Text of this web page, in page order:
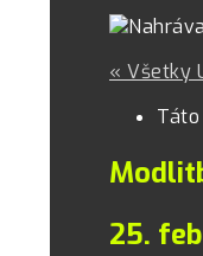
« Všetky
25.